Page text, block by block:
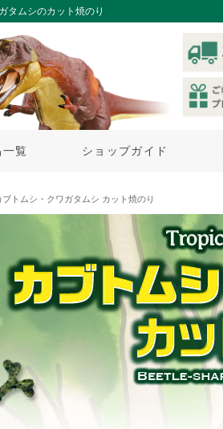
タムシのカット焼のり
一覧 ショップガイド
ブトムシ・クワガタムシ カット焼のり